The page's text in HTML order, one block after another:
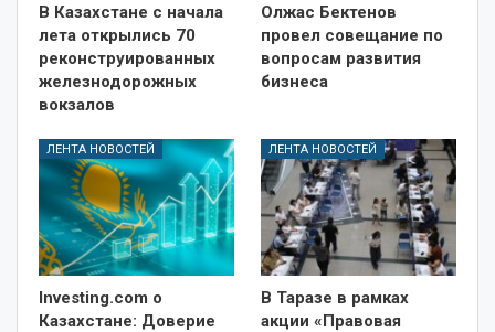
В Казахстане с начала
лета открылись 70
реконструированных
железнодорожных
вокзалов
Олжас Бектенов
провел совещание по
вопросам развития
бизнеса
ЛЕНТА НОВОСТЕЙ
Investing.com о
Казахстане: Доверие
ЛЕНТА НОВОСТЕЙ
В Таразе в рамках
акции «Правовая